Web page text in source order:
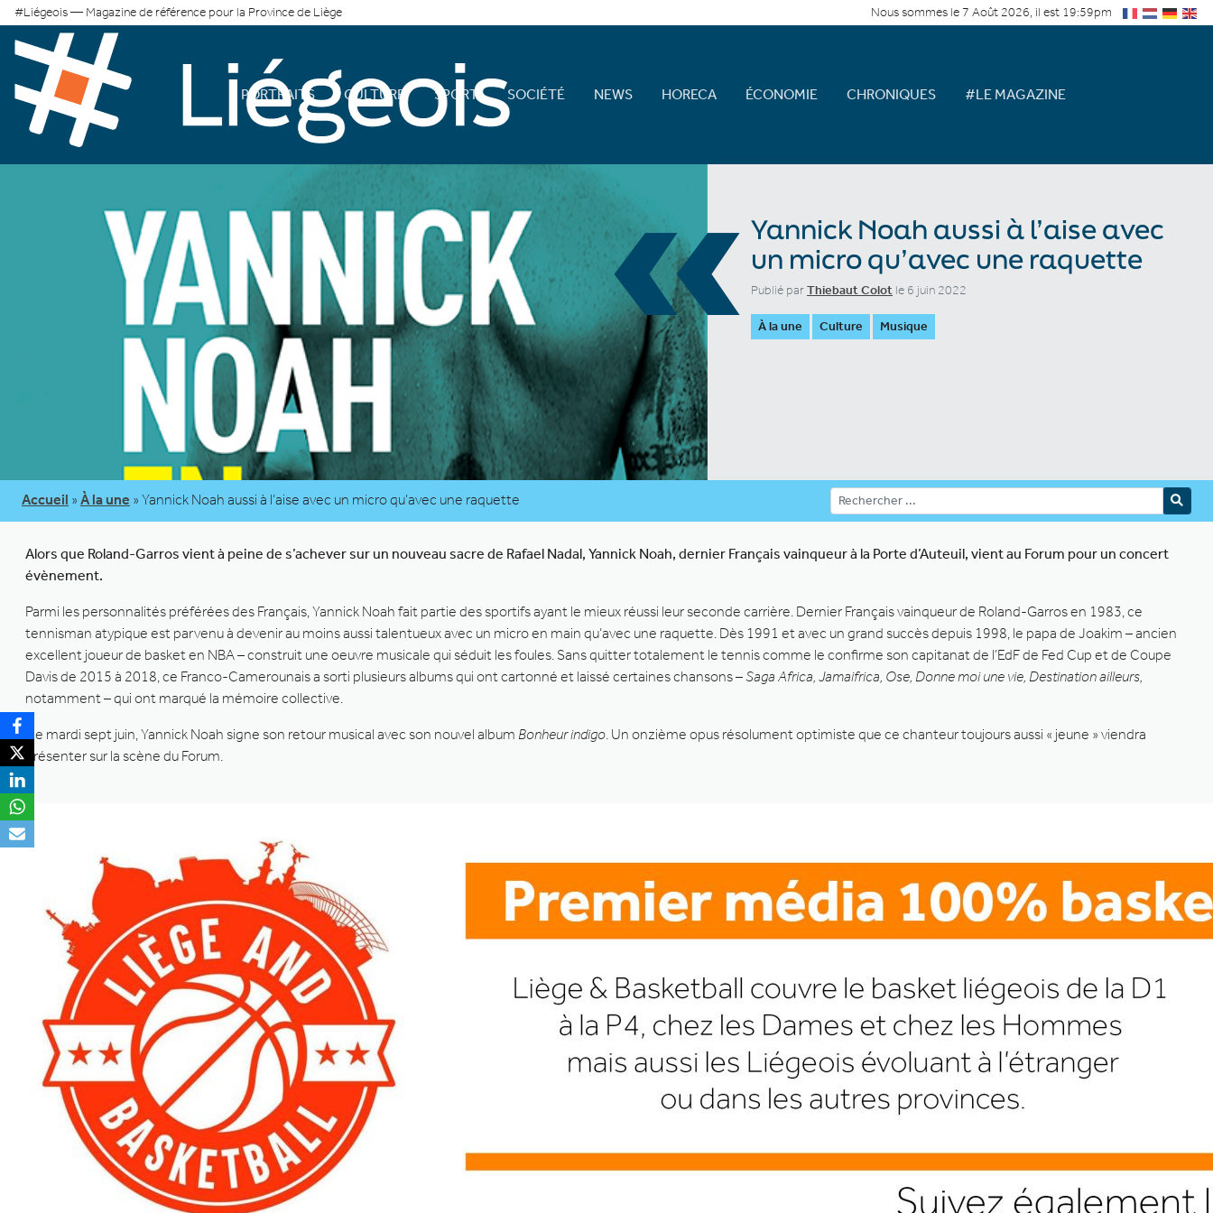
#Liégeois — Magazine de référence pour la Province de Liège Nous sommes le 7 Août 2026, il est 19:59pm
PORTRAITS CULTURE SPORT SOCIÉTÉ NEWS HORECA ÉCONOMIE CHRONIQUES #LE MAGAZINE
«Yannick Noah aussi à l’aise avec
un micro qu’avec une raquette
Publié parThiebaut Colot le 6 juin 2022
À la une Culture Musique
Accueil » À la une » Yannick Noah aussi à l’aise avec un micro qu’avec une raquette
Alors que Roland-Garros vient à peine de s’achever sur un nouveau sacre de Rafael Nadal, Yannick Noah, dernier Français vainqueur à la Porte d’Auteuil, vient au Forum pour un concert
évènement.
Parmi les personnalités préférées des Français, Yannick Noah fait partie des sportifs ayant le mieux réussi leur seconde carrière. Dernier Français vainqueur de Roland-Garros en 1983, ce
tennisman atypique est parvenu à devenir au moins aussi talentueux avec un micro en main qu’avec une raquette. Dès 1991 et avec un grand succès depuis 1998, le papa de Joakim – ancien
excellent joueur de basket en NBA – construit une oeuvre musicale qui séduit les foules. Sans quitter totalement le tennis comme le confirme son capitanat de l’EdF de Fed Cup et de Coupe
Davis de 2015 à 2018, ce Franco-Camerounais a sorti plusieurs albums qui ont cartonné et laissé certaines chansons –Saga Africa, Jamaifrica, Ose, Donne moi une vie, Destination ailleurs,
notamment – qui ont marqué la mémoire collective.
Ce mardi sept juin, Yannick Noah signe son retour musical avec son nouvel album Bonheur indigo. Un onzième opus résolument optimiste que ce chanteur toujours aussi « jeune » viendra
présenter sur la scène du Forum.